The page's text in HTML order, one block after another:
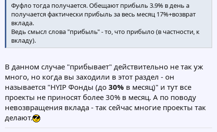
Фуфло тогда получается. Обещают прибыль 3.9% в день а
получается фактически прибыль за весь месяц 17%+возврат
вклада.
Ведь смысл слова "прибыль" - то, что прибыло (в частности, к
вкладу).
В данном случае "прибывает" действительно не так уж
много, но когда вы заходили в этот раздел - он
называется "HYIP Фонды (до 30% в месяц)" и тут все
проекты не приносят более 30% в месяц. А по поводу
невозвращения вклада - так сейчас многие проекты так
делают.